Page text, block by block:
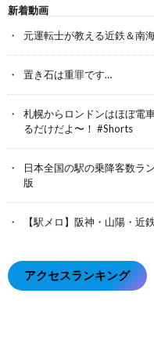
新着動画
元運転士が教える近鉄＆南
置き石は重罪です…
札幌からロンドンはほぼ電
るだけだよ〜！ #Shorts
日本全国の駅の乗降客数ラ
版
【駅メロ】阪神・山陽・近
アクセスランキング